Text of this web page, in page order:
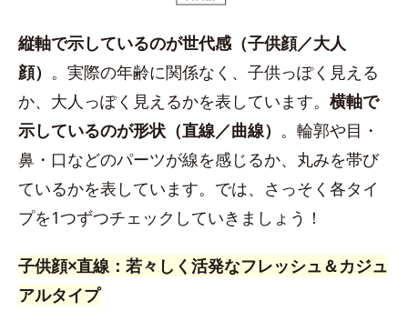
縦軸で示しているのが世代感（子供顔／大人
顔） 。実際の年齢に関係なく、子供っぽく見える
か、大人っぽく見えるかを表しています。 横軸で
示しているのが形状（直線／曲線） 。輪郭や目・
鼻・口などのパーツが線を感じるか、丸みを帯び
ているかを表しています。では、さっそく各タイ
プを1つずつチェックしていきましょう！
子供顔×直線：若々しく活発なフレッシュ＆カジュ
アルタイプ